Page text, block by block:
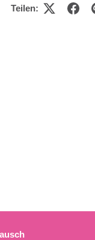
Teilen: